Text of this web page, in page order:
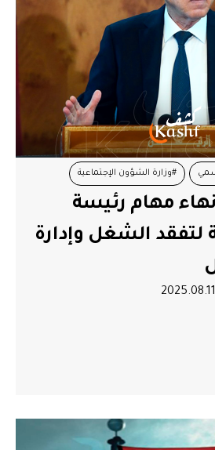
#وزارة الشؤون الإجتماعية
مهام رئيسة
لتفقد الشغل وإدارة
2025.08.11